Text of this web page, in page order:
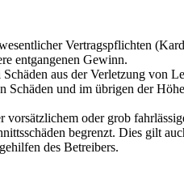
Vertragspflichten
entgangenen Gewinn.
aus der Verletzung von
und im übrigen der
oder grob
begrenzt. Dies gilt
des Betreibers.